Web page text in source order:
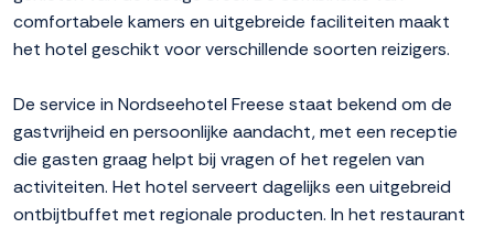
comfortabele kamers en uitgebreide faciliteiten maakt
het hotel geschikt voor verschillende soorten reizigers.
De service in Nordseehotel Freese staat bekend om de
gastvrijheid en persoonlijke aandacht, met een receptie
die gasten graag helpt bij vragen of het regelen van
activiteiten. Het hotel serveert dagelijks een uitgebreid
ontbijtbuffet met regionale producten. In het restaurant